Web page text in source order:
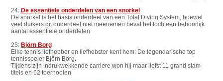
24:De essentiele onderdelen van een snorkel
De snorkel is het basis onderdeel van een Total Diving System, hoewel
veel duikers dit onderdeel niet meenemen bevat het toch een behoorlijk
aantal essentiele onderdelen
25:Björn Borg
Elke tennis liefhebber en liefhebster kent hem: De legendarische top
tennisspeler Björn Borg.
Tijdens zijn indrukwekkende carriere won hij maar liefst 11 grand slam
titels en 62 toernooien